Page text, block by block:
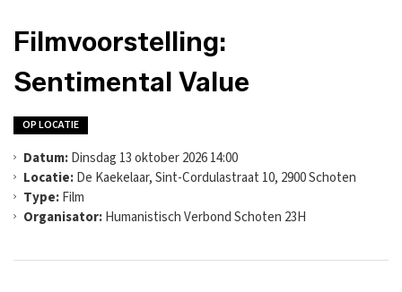
Filmvoorstelling:
Sentimental Value
OP LOCATIE
Datum:Dinsdag 13 oktober 2026 14:00
Locatie:De Kaekelaar, Sint-Cordulastraat 10, 2900 Schoten
Type:Film
Organisator:Humanistisch Verbond Schoten 23H